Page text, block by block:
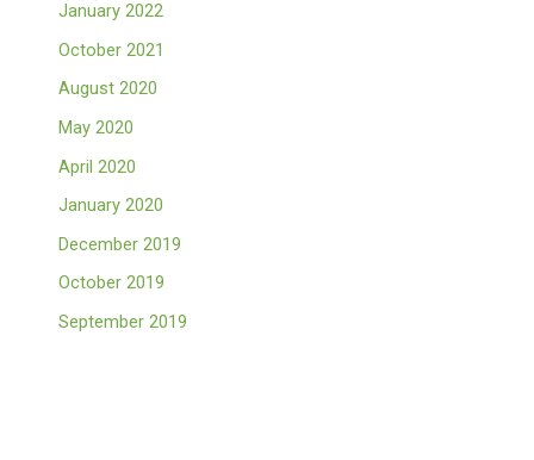
January 2022
October 2021
August 2020
May 2020
April 2020
January 2020
December 2019
October 2019
September 2019